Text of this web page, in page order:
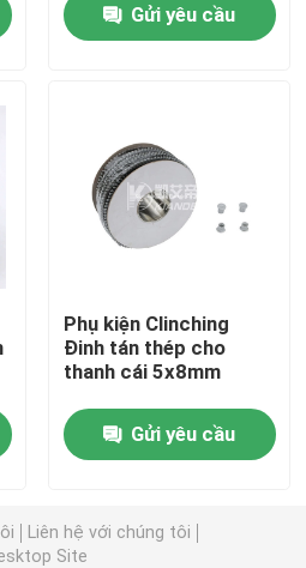
Gửi yêu cầu
Phụ kiện Clinching
Đinh tán thép cho
thanh cái 5x8mm
Gửi yêu cầu
Liên hệ với chúng tôi
Site